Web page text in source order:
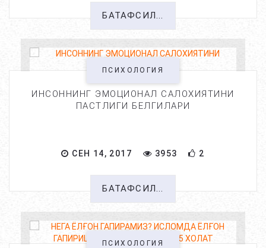
БАТАФСИЛ...
ПСИХОЛОГИЯ
ИНСОННИНГ ЭМОЦИОНАЛ САЛОХИЯТИНИ
ПАСТЛИГИ БЕЛГИЛАРИ
СЕН 14, 2017 3953 2
БАТАФСИЛ...
ПСИХОЛОГИЯ